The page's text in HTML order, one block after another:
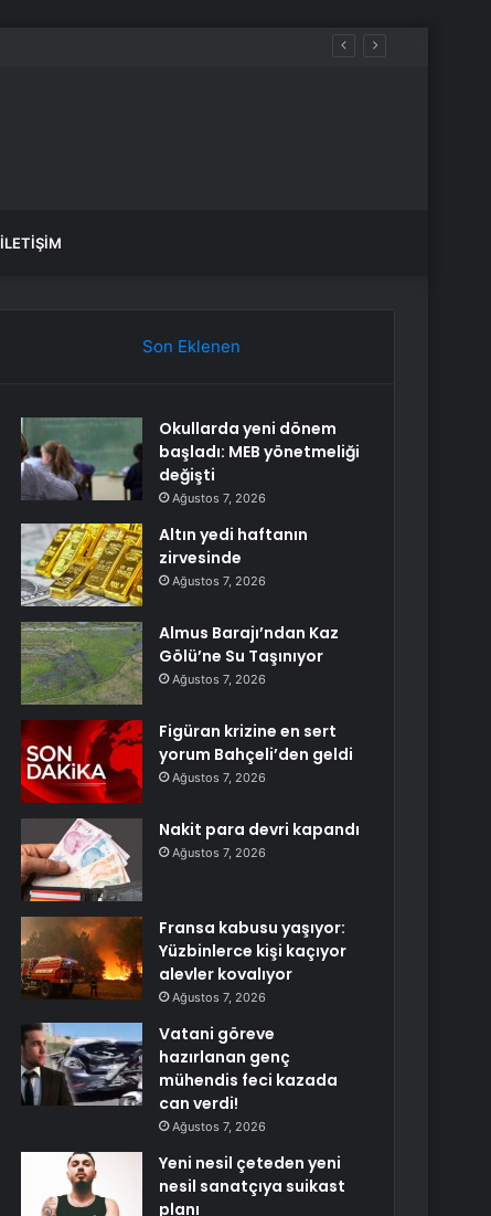
İLETIŞIM
Son Eklenen
Okullarda yeni dönem
başladı: MEB yönetmeliği
değişti
Ağustos 7, 2026
Altın yedi haftanın
zirvesinde
Ağustos 7, 2026
Almus Barajı’ndan Kaz
Gölü’ne Su Taşınıyor
Ağustos 7, 2026
Figüran krizine en sert
yorum Bahçeli’den geldi
Ağustos 7, 2026
Nakit para devri kapandı
Ağustos 7, 2026
Fransa kabusu yaşıyor:
Yüzbinlerce kişi kaçıyor
alevler kovalıyor
Ağustos 7, 2026
Vatani göreve
hazırlanan genç
mühendis feci kazada
can verdi!
Ağustos 7, 2026
Yeni nesil çeteden yeni
nesil sanatçıya suikast
planı